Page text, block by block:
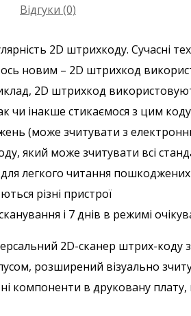
Відгуки (0)
2D штрихкоду. Сучасні
новим – 2D штрихкод
2D штрихкод
чи інакше стикаємося з цим
(може зчитувати з
який може зчитувати всі
легкого читання пошкоджених
різні пристрої
і 7 днів в режимі
2D-сканер штрих-
розширений візуально
компоненти в друковану плату,